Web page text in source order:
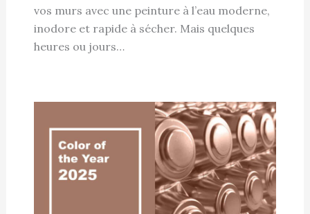
vos murs avec une peinture à l’eau moderne,
inodore et rapide à sécher. Mais quelques
heures ou jours…